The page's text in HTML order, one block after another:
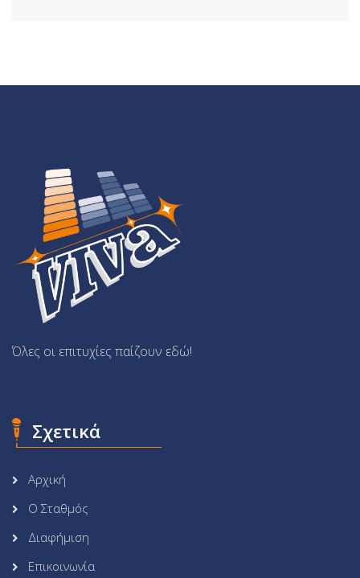
Όλες οι επιτυχίες παίζουν εδώ!
Σχετικά
Αρχική
Ο Σταθμός
Διαφήμιση
Επικοινωνία